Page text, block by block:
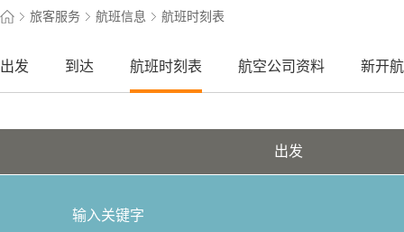
旅客服务 航班信息 航班时刻表
出发 到达 航班时刻表 航空公司资料 新开
出发